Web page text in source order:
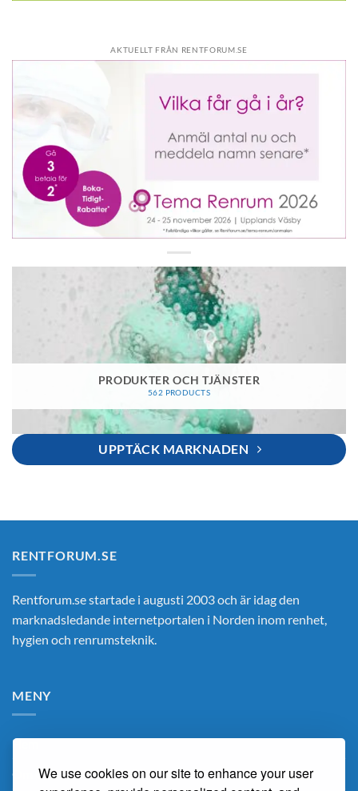
We use cookies on our site to enhance your user
AKTUELLT FRÅN RENTFORUM.SE
PRODUKTER OCH TJÄNSTER
562 PRODUCTS
UPPTÄCK MARKNADEN
RENTFORUM.SE
Rentforum.se startade i augusti 2003 och är idag den
marknadsledande internetportalen i Norden inom renhet,
hygien och renrumsteknik.
MENY
Hem
Om Oss